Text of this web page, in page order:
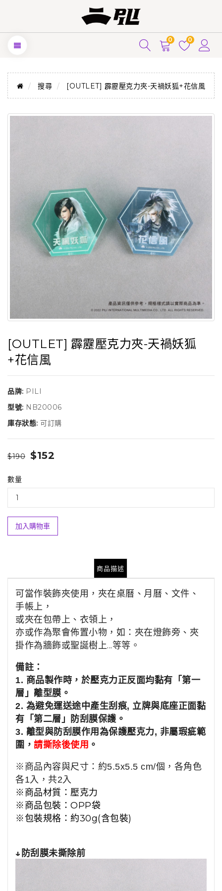
0 0
搜尋 [OUTLET] 霹靂壓克力夾-天禍妖狐+花信風
[OUTLET] 霹靂壓克力夾-天禍妖狐
+花信風
品牌: PILI
型號: NB20006
庫存狀態: 可訂購
$190 $152
數量
加入購物車
商品描述
可當作裝飾夾使用，夾在桌曆、月曆、文件、
手帳上，
或夾在包帶上、衣領上，
亦或作為聚會佈置小物，如：夾在燈飾旁、夾
掛作為牆飾或聖誕樹上...等等。
備註：
1. 商品製作時，於壓克力正反面均黏有「第一
層」離型膜。
2. 為避免運送途中產生刮痕, 立牌與底座正面黏
有「第二層」防刮膜保護。
3. 離型與防刮膜作用為保護壓克力, 非屬瑕疵範
圍， 請撕除後使用 。
※商品內容與尺寸：約5.5x5.5 cm/個，各角色
各1入，共2入
※商品材質：壓克力
※商品包裝：OPP袋
※包裝規格：約30g(含包裝)
↓防刮膜未撕除前